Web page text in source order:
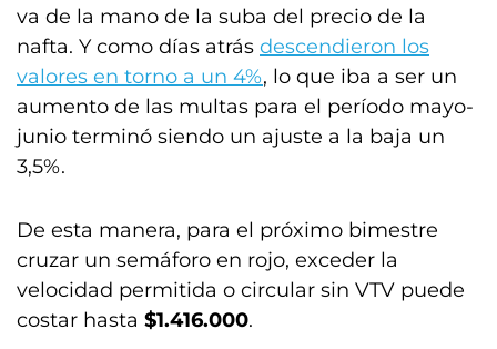
va de la mano de la suba del precio de la
nafta. Y como días atrás descendieron los
valores en torno a un 4%, lo que iba a ser un
aumento de las multas para el período mayo-
junio terminó siendo un ajuste a la baja un
3,5%.
De esta manera, para el próximo bimestre
cruzar un semáforo en rojo, exceder la
velocidad permitida o circular sin VTV puede
costar hasta $1.416.000.